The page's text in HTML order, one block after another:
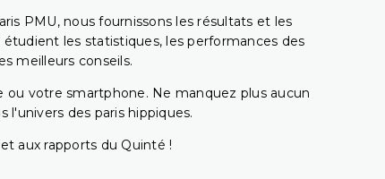
PMU, nous fournissons les résultats et les
les statistiques, les performances des
meilleurs conseils.
votre smartphone. Ne manquez plus aucun
des paris hippiques.
aux rapports du Quinté !